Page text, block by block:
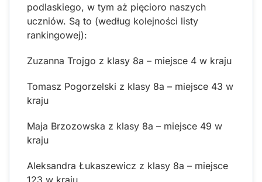
podlaskiego, w tym aż pięcioro naszych
uczniów. Są to (według kolejności listy
rankingowej):
Zuzanna Trojgo z klasy 8a – miejsce 4 w kraju
Tomasz Pogorzelski z klasy 8a – miejsce 43 w
kraju
Maja Brzozowska z klasy 8a – miejsce 49 w
kraju
Aleksandra Łukaszewicz z klasy 8a – miejsce
123 w kraju